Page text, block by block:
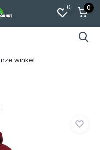
0 0
winkel